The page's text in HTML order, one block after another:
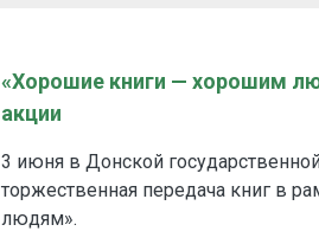
«Хорошие книги — хорошим
акции
3 июня в Донской
торжественная передача книг в
людям».